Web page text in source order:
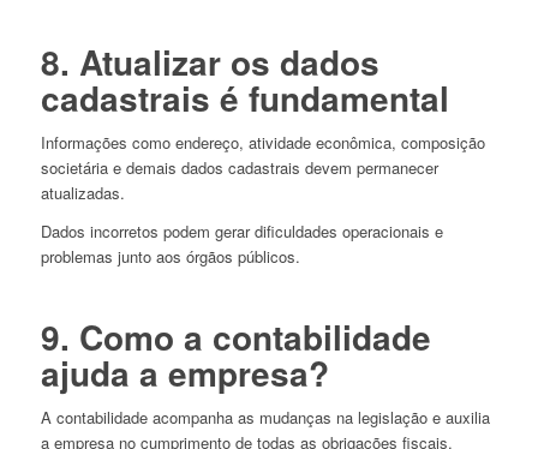
8. Atualizar os dados
cadastrais é fundamental
Informações como endereço, atividade econômica, composição
societária e demais dados cadastrais devem permanecer
atualizadas.
Dados incorretos podem gerar dificuldades operacionais e
problemas junto aos órgãos públicos.
9. Como a contabilidade
ajuda a empresa?
A contabilidade acompanha as mudanças na legislação e auxilia
a empresa no cumprimento de todas as obrigações fiscais.